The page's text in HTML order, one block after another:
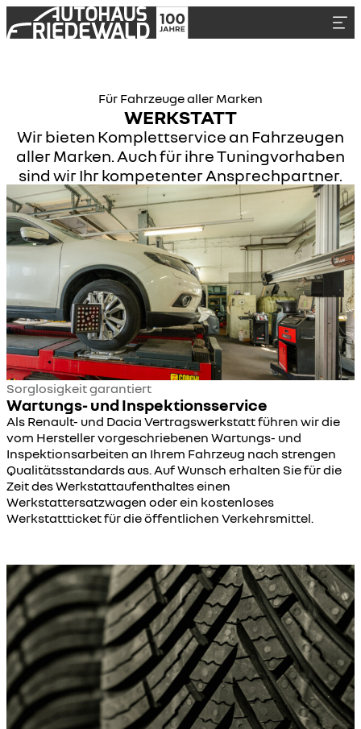
Für Fahrzeuge aller Marken
WERKSTATT
Wir bieten Komplettservice an Fahrzeugen
aller Marken. Auch für ihre Tuningvorhaben
sind wir Ihr kompetenter Ansprechpartner.
Sorglosigkeit garantiert
Wartungs- und Inspektionsservice
Als Renault- und Dacia Vertragswerkstatt führen wir die
vom Hersteller vorgeschriebenen Wartungs- und
Inspektionsarbeiten an Ihrem Fahrzeug nach strengen
Qualitätsstandards aus. Auf Wunsch erhalten Sie für die
Zeit des Werkstattaufenthaltes einen
Werkstattersatzwagen oder ein kostenloses
Werkstattticket für die öffentlichen Verkehrsmittel.